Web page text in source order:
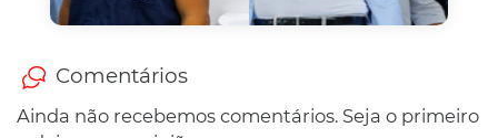
Comentários
Ainda não recebemos comentários. Seja o primeiro